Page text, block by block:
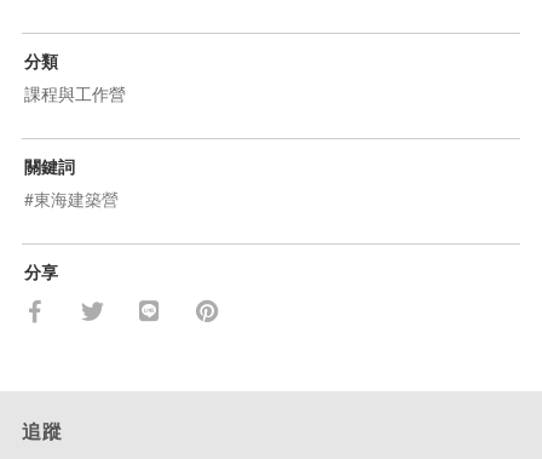
分類
課程與工作營
關鍵詞
#東海建築營
分享
追蹤